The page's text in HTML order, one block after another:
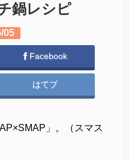
鍋レシピ
05
Facebook
はてブ
」。（スマス